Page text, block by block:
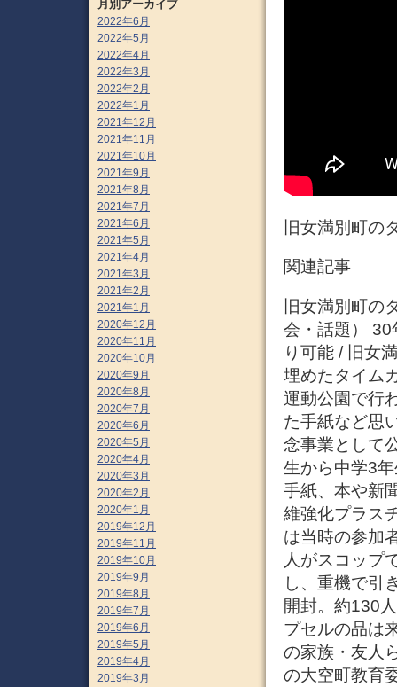
旧女満別町の
関連記事
旧女満別町の
会・話題）
り可能 / 旧女
埋めたタイム
運動公園で行
た手紙など思
念事業として
生から中学3
手紙、本や新
維強化プラス
は当時の参加
人がスコップ
し、重機で引
開封。約130
プセルの品は
の家族・友人
の大空町教育
月別アーカイブ
2022年6月
2022年5月
2022年4月
2022年3月
2022年2月
2022年1月
2021年12月
2021年11月
2021年10月
2021年9月
2021年8月
2021年7月
2021年6月
2021年5月
2021年4月
2021年3月
2021年2月
2021年1月
2020年12月
2020年11月
2020年10月
2020年9月
2020年8月
2020年7月
2020年6月
2020年5月
2020年4月
2020年3月
2020年2月
2020年1月
2019年12月
2019年11月
2019年10月
2019年9月
2019年8月
2019年7月
2019年6月
2019年5月
2019年4月
2019年3月